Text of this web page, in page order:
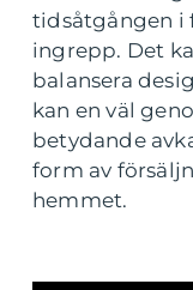
tidsåtgången i
ingrepp. Det
balansera
kan en väl
betydande
form av
hemmet.